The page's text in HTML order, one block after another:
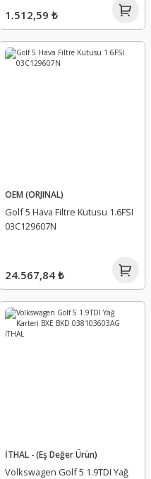
1.512,59 ₺
OEM (ORJINAL)
Golf 5 Hava Filtre Kutusu 1.6FSI
03C129607N
24.567,84 ₺
İTHAL - (Eş Değer Ürün)
Volkswagen Golf 5 1.9TDI Yağ